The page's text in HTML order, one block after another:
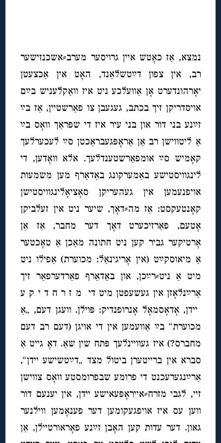
נמצא, אַז כאָטש איין גרויסער מערב⸗אשכנזישער
רב, אין צפון דײַטשלאַנד, האָט אין אַכצעטן
יאָרהונדערט אָן אַוועלכע ניט איז וואַקלעניש בײַם
אויסדריקן זיך בכתב, געגעבן צו פאַרשטיין, אַז בײַ
זײַנע בני דור און בני עיר איז די שפּראַך וואָס בײַ
אַ ליטווישן רב אַן אַראָפּגעבראַכטן סײַ לעכערלעך
קאָמיש סײַ אומפאַרשטענדלעך. אלא וואָדען, די
לינגוויסטישע באַמערקונג באַדאַרף מען משמעות
אויפנעמען אין געהעריקן סאָציאָלינגוויסטישן
קאָנטעקסט: אַז מה⸗דאָך, שיער ניט אין זעלביקן
אָטעם, פאַרזיכערט דאָך דער מחבר, אַז אַן
אָרטיקער גביר קען ניט חתונה מאַכן אַ טאָכטער
אַ מיאוסקײַט (אין אָריגינאַל: מכוערת) אַפילו ניט
מיט אַ ניט⸗רײַכן, און באַדאַרף פאַרדערפאַר זיך
אַרײַנלאָזן אין געשעפטן מיט די מ ז ר ח ד י ק ע
יידן, אָדאָסמאָל אָנרופנדיק: פּוילן. וועגן דעם, „אַ
מכוערת“ בײַ אַוועמען אין די אויגן (דעם רב דעם
מחברס?) איז געוויינלעך פּתח שין שאַ. דאָ גייט אַ
סברא אין ברייטערן ביטול מצד „דײַטשישע יידן“,
אַרײַנגערעכנט די פרומע שבפרומסטע וואָס צווישן
זיי, לגבי מזרח⸗אייראָפּעאישע יידן, אין יענעם דור
ווען עס איז אויפגעקומען דער פענאָמען ווילנער
גאון. דער עדות קען האָבן זײַנע פאָראורטיילן, אַן